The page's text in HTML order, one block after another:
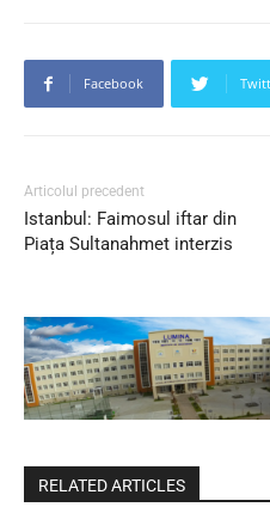
Facebook
Articolul precedent
Istanbul: Faimosul iftar din
Piața Sultanahmet interzis
RELATED ARTICLES